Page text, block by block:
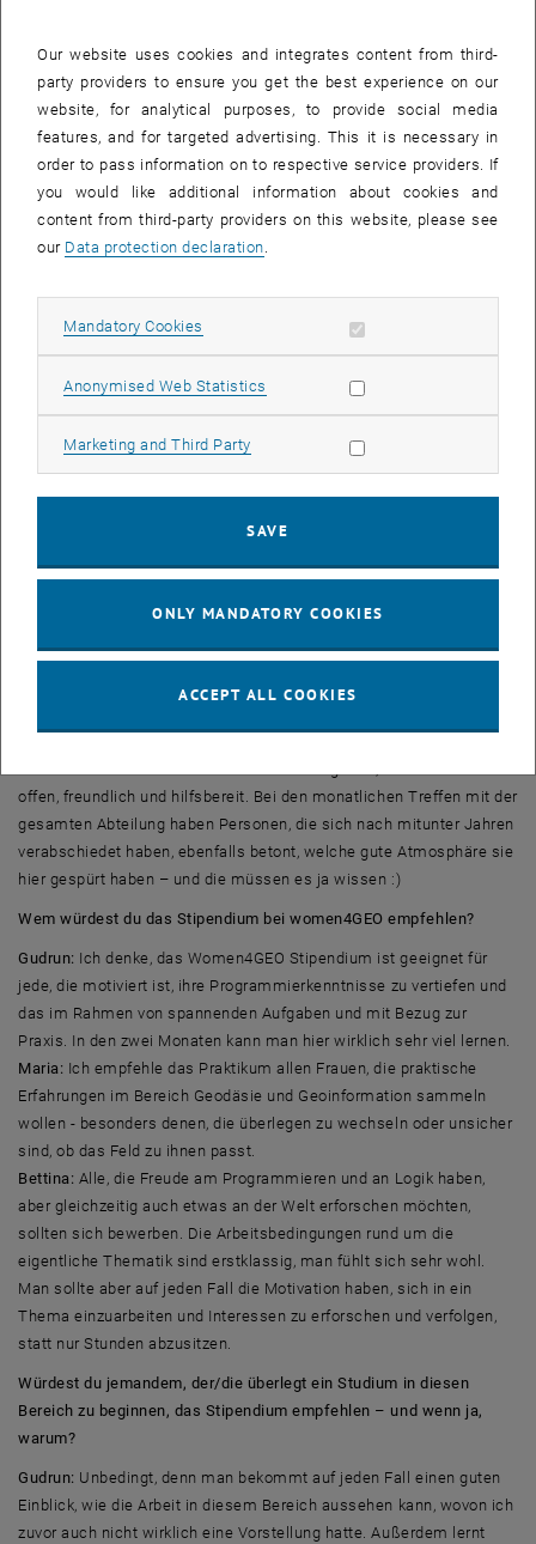
will. Dabei hat es mir sehr geholfen, dass ich immer mehrere To-
Dos parallel hatte. Wenn ich bei einer Aufgabe gar nicht
weitergekommen bin, habe ich zunächst an einer anderen
Danach war es immer leichter, wieder „frisch“ zur vorigen Aufgabe
zurückzukommen. Dann war es auch gleich deutlich weniger
frustrierend oder hat sogar wieder Spaß gemacht.
Frustriert hat mich nur, dass ich riesige Datensätze hatte, die
stürzte meistens ab oder dauerte eine Ewigkeit. Wenn es ein
laufen lassen, der anscheinend leistungsfähiger war, und auch
zueinander sind und jeder einen grüßt. Jeder schaut aufeinander
und man das Gefühl von Zusammenhalt im Department verspürt.
Kaffee und Kuchen gibt und neue Ereignisse besprochen, sowie
Geburtstage gefeiert werden. Die Geburtstagskinder dürfen sich
offen, freundlich und hilfsbereit. Bei den monatlichen Treffen mit der
gesamten Abteilung haben Personen, die sich nach mitunter Jahren
verabschiedet haben, ebenfalls betont, welche gute Atmosphäre sie
hier gespürt haben – und die müssen es ja wissen :)
Wem würdest du das Stipendium bei women4GEO empfehlen?
Gudrun: Ich denke, das Women4GEO Stipendium ist geeignet für
jede, die motiviert ist, ihre Programmierkenntnisse zu vertiefen und
das im Rahmen von spannenden Aufgaben und mit Bezug zur
Praxis. In den zwei Monaten kann man hier wirklich sehr viel lernen.
Maria: Ich empfehle das Praktikum allen Frauen, die praktische
Erfahrungen im Bereich Geodäsie und Geoinformation sammeln
wollen - besonders denen, die überlegen zu wechseln oder unsicher
sind, ob das Feld zu ihnen passt.
Bettina: Alle, die Freude am Programmieren und an Logik haben,
aber gleichzeitig auch etwas an der Welt erforschen möchten,
sollten sich bewerben. Die Arbeitsbedingungen rund um die
eigentliche Thematik sind erstklassig, man fühlt sich sehr wohl.
Man sollte aber auf jeden Fall die Motivation haben, sich in ein
Thema einzuarbeiten und Interessen zu erforschen und verfolgen,
statt nur Stunden abzusitzen.
Würdest du jemandem, der/die überlegt ein Studium in diesen
Bereich zu beginnen, das Stipendium empfehlen – und wenn ja,
warum?
Gudrun: Unbedingt, denn man bekommt auf jeden Fall einen guten
Einblick, wie die Arbeit in diesem Bereich aussehen kann, wovon ich
zuvor auch nicht wirklich eine Vorstellung hatte. Außerdem lernt
Our website uses cookies and integrates content from third-
party providers to ensure you get the best experience on our
website, for analytical purposes, to provide social media
features, and for targeted advertising. This it is necessary in
order to pass information on to respective service providers. If
you would like additional information about cookies and
content from third-party providers on this website, please see
our Data protection declaration
Mandatory Cookies Allow mandatory cookies
Anonymised Web Statistics Allow statistic cookies
Marketing and Third Party Allow marketing cookies
SAVE
ONLY MANDATORY COOKIES
ACCEPT ALL COOKIES